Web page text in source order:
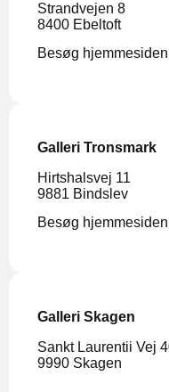
Strandvejen 8
8400 Ebeltoft
Besøg
Galleri Tronsmark
Hirtshalsvej 11
9881 Bindslev
Besøg
Galleri Skagen
Sankt Laurentii Vej
9990 Skagen